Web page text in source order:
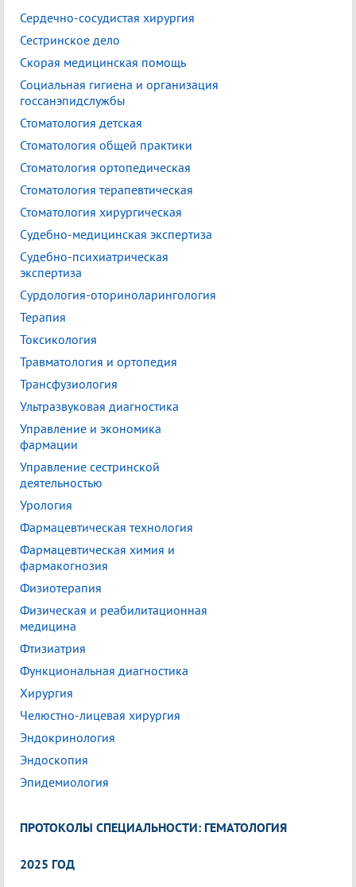
Сердечно-сосудистая хирургия
Сестринское дело
Скорая медицинская помощь
Социальная гигиена и организация
госсанэпидслужбы
Стоматология детская
Стоматология общей практики
Стоматология ортопедическая
Стоматология терапевтическая
Стоматология хирургическая
Судебно-медицинская экспертиза
Судебно-психиатрическая
экспертиза
Сурдология-оториноларингология
Терапия
Токсикология
Травматология и ортопедия
Трансфузиология
Ультразвуковая диагностика
Управление и экономика
фармации
Управление сестринской
деятельностью
Урология
Фармацевтическая технология
Фармацевтическая химия и
фармакогнозия
Физиотерапия
Физическая и реабилитационная
медицина
Фтизиатрия
Функциональная диагностика
Хирургия
Челюстно-лицевая хирургия
Эндокринология
Эндоскопия
Эпидемиология
ПРОТОКОЛЫ СПЕЦИАЛЬНОСТИ: ГЕМАТОЛОГИЯ
2025 ГОД